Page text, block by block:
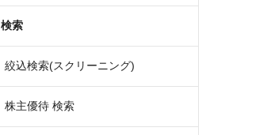
検索
絞込検索(スクリーニング)
株主優待 検索